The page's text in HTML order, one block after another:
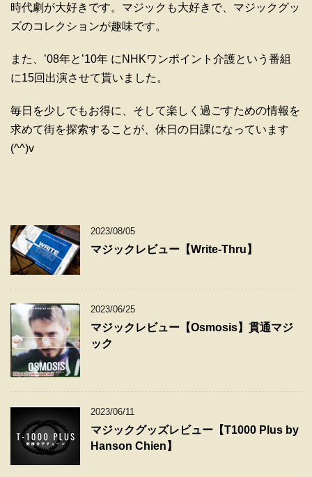
時代劇が大好きです。マジックも大好きで、マジックグッ
ズのコレクションが趣味です。
また、’08年と’10年 にNHKワンポイント介護という番組
に15回出演させて貰いました。
毎日を少しでもお得に、そして楽しく過ごすための情報を
求めて街を探索することが、休日の日課になっています
(^^)v
2023/08/05
マジックレビュー【Write-Thru】
2023/06/25
マジックレビュー【Osmosis】貫通マジ
ック
2023/06/11
マジックグッズレビュー【T1000 Plus by
Hanson Chien】